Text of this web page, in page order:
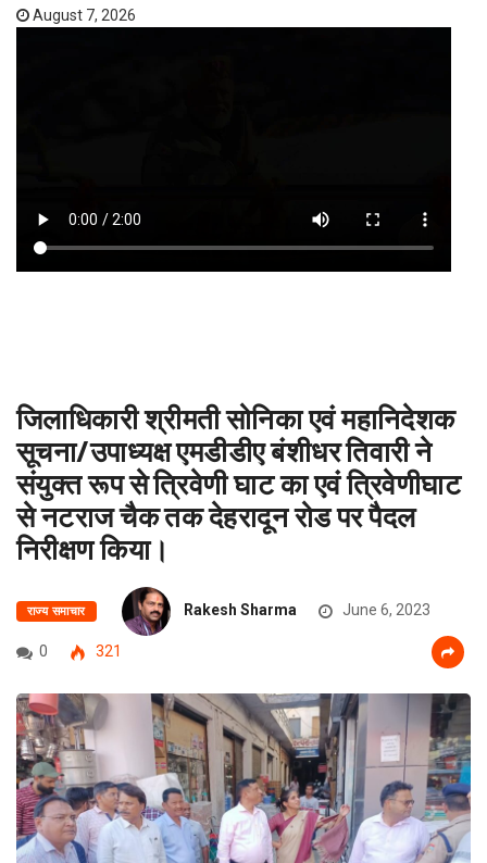
August 7, 2026
जिलाधिकारी श्रीमती सोनिका एवं महानिदेशक
सूचना/उपाध्यक्ष एमडीडीए बंशीधर तिवारी ने
संयुक्त रूप से त्रिवेणी घाट का एवं त्रिवेणीघाट
से नटराज चैक तक देहरादून रोड पर पैदल
निरीक्षण किया।
राज्य समाचार Rakesh Sharma June 6, 2023
0 321